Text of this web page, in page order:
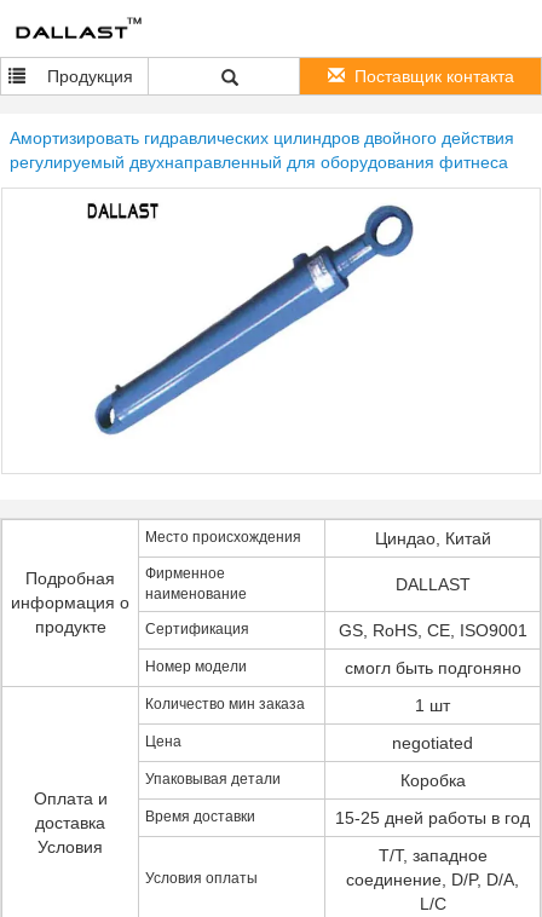
Продукция Поставщик контакта
Амортизировать гидравлических цилиндров двойного действия
регулируемый двухнаправленный для оборудования фитнеса
Подробная
информация о
продукте
Место происхождения Циндао, Китай
Фирменное
наименование
DALLAST
Сертификация GS, RoHS, CE, ISO9001
Номер модели смогл быть подгоняно
Оплата и
доставка
Условия
Количество мин заказа 1 шт
Цена negotiated
Упаковывая детали Коробка
Время доставки 15-25 дней работы в год
Условия оплаты
T/T, западное
соединение, D/P, D/A,
L/C